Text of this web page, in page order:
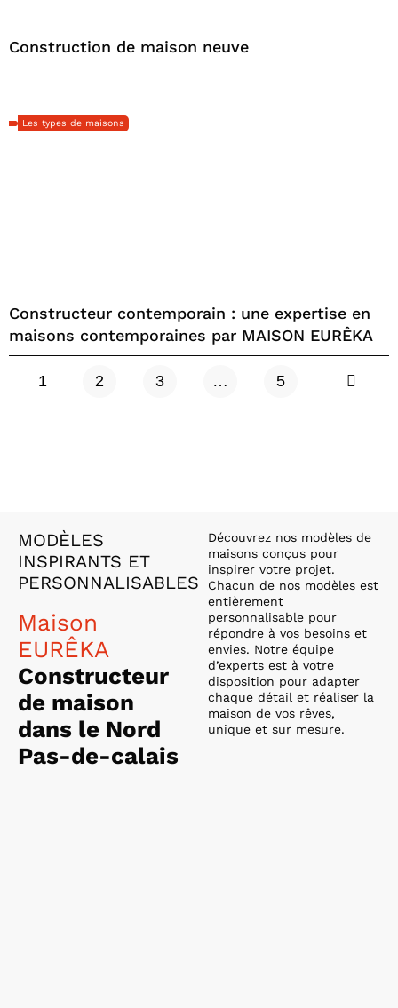
Construction de maison neuve
Les types de maisons
Constructeur contemporain : une expertise en
maisons contemporaines par MAISON EURÊKA
1 2 3 … 5
MODÈLES
INSPIRANTS ET
PERSONNALISABLES
Maison
EURÊKA
Constructeur
de maison
dans le Nord
Pas-de-calais
Découvrez nos modèles de
maisons conçus pour
inspirer votre projet.
Chacun de nos modèles est
entièrement
personnalisable pour
répondre à vos besoins et
envies. Notre équipe
d’experts est à votre
disposition pour adapter
chaque détail et réaliser la
maison de vos rêves,
unique et sur mesure.